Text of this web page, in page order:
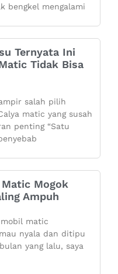
bengkel mengalami
Ternyata Ini
Tidak Bisa
salah pilih
matic yang susah
penting “Satu
Mogok
Ampuh
matic
nyala dan ditipu
yang lalu, saya